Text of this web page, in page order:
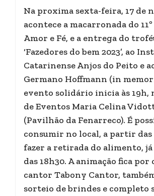
Na proxima sexta-feira, 17 de
acontece a macarronada do
Amor e Fé, e a entrega do
‘Fazedores do bem 2023’, ao
Catarinense Anjos do Peito e
Germano Hoffmann (in
evento solidário inicia às 19h,
de Eventos Maria Celina
(Pavilhão da Fenarreco). É
consumir no local, a partir das
fazer a retirada do alimento,
das 18h30. A animação fica por
cantor Tabony Cantor,
sorteio de brindes e completo